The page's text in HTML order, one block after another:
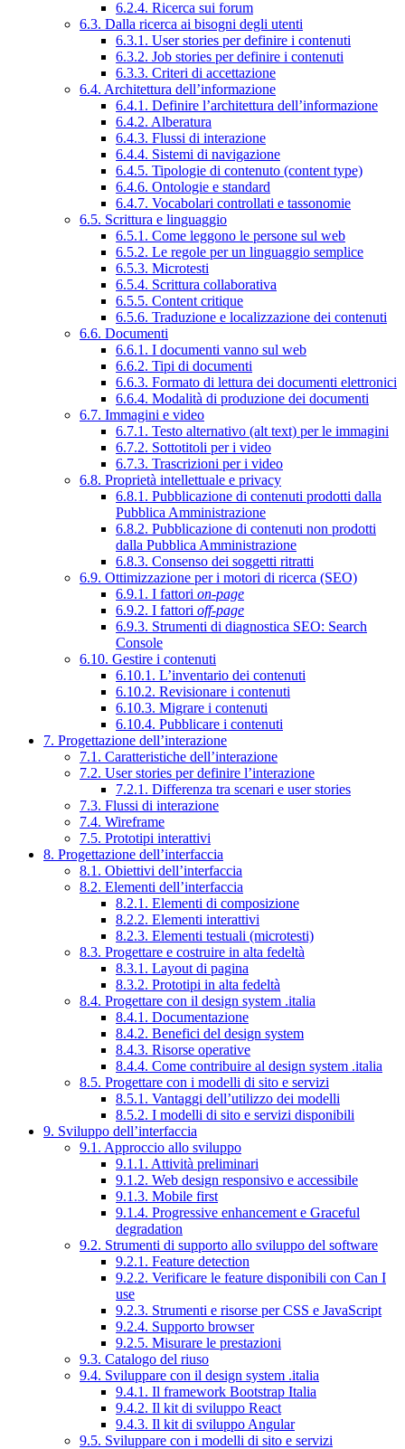
6.2.4. Ricerca sui forum
6.3. Dalla ricerca ai bisogni degli utenti
6.3.1. User stories per definire i contenuti
6.3.2. Job stories per definire i contenuti
6.3.3. Criteri di accettazione
6.4. Architettura dell’informazione
6.4.1. Definire l’architettura dell’informazione
6.4.2. Alberatura
6.4.3. Flussi di interazione
6.4.4. Sistemi di navigazione
6.4.5. Tipologie di contenuto (content type)
6.4.6. Ontologie e standard
6.4.7. Vocabolari controllati e tassonomie
6.5. Scrittura e linguaggio
6.5.1. Come leggono le persone sul web
6.5.2. Le regole per un linguaggio semplice
6.5.3. Microtesti
6.5.4. Scrittura collaborativa
6.5.5. Content critique
6.5.6. Traduzione e localizzazione dei contenuti
6.6. Documenti
6.6.1. I documenti vanno sul web
6.6.2. Tipi di documenti
6.6.3. Formato di lettura dei documenti elettronici
6.6.4. Modalità di produzione dei documenti
6.7. Immagini e video
6.7.1. Testo alternativo (alt text) per le immagini
6.7.2. Sottotitoli per i video
6.7.3. Trascrizioni per i video
6.8. Proprietà intellettuale e privacy
6.8.1. Pubblicazione di contenuti prodotti dalla
Pubblica Amministrazione
6.8.2. Pubblicazione di contenuti non prodotti
dalla Pubblica Amministrazione
6.8.3. Consenso dei soggetti ritratti
6.9. Ottimizzazione per i motori di ricerca (SEO)
6.9.1. I fattori on-page
6.9.2. I fattori off-page
6.9.3. Strumenti di diagnostica SEO: Search
Console
6.10. Gestire i contenuti
6.10.1. L’inventario dei contenuti
6.10.2. Revisionare i contenuti
6.10.3. Migrare i contenuti
6.10.4. Pubblicare i contenuti
7. Progettazione dell’interazione
7.1. Caratteristiche dell’interazione
7.2. User stories per definire l’interazione
7.2.1. Differenza tra scenari e user stories
7.3. Flussi di interazione
7.4. Wireframe
7.5. Prototipi interattivi
8. Progettazione dell’interfaccia
8.1. Obiettivi dell’interfaccia
8.2. Elementi dell’interfaccia
8.2.1. Elementi di composizione
8.2.2. Elementi interattivi
8.2.3. Elementi testuali (microtesti)
8.3. Progettare e costruire in alta fedeltà
8.3.1. Layout di pagina
8.3.2. Prototipi in alta fedeltà
8.4. Progettare con il design system .italia
8.4.1. Documentazione
8.4.2. Benefici del design system
8.4.3. Risorse operative
8.4.4. Come contribuire al design system .italia
8.5. Progettare con i modelli di sito e servizi
8.5.1. Vantaggi dell’utilizzo dei modelli
8.5.2. I modelli di sito e servizi disponibili
9. Sviluppo dell’interfaccia
9.1. Approccio allo sviluppo
9.1.1. Attività preliminari
9.1.2. Web design responsivo e accessibile
9.1.3. Mobile first
9.1.4. Progressive enhancement e Graceful
degradation
9.2. Strumenti di supporto allo sviluppo del software
9.2.1. Feature detection
9.2.2. Verificare le feature disponibili con Can I
use
9.2.3. Strumenti e risorse per CSS e JavaScript
9.2.4. Supporto browser
9.2.5. Misurare le prestazioni
9.3. Catalogo del riuso
9.4. Sviluppare con il design system .italia
9.4.1. Il framework Bootstrap Italia
9.4.2. Il kit di sviluppo React
9.4.3. Il kit di sviluppo Angular
9.5. Sviluppare con i modelli di sito e servizi